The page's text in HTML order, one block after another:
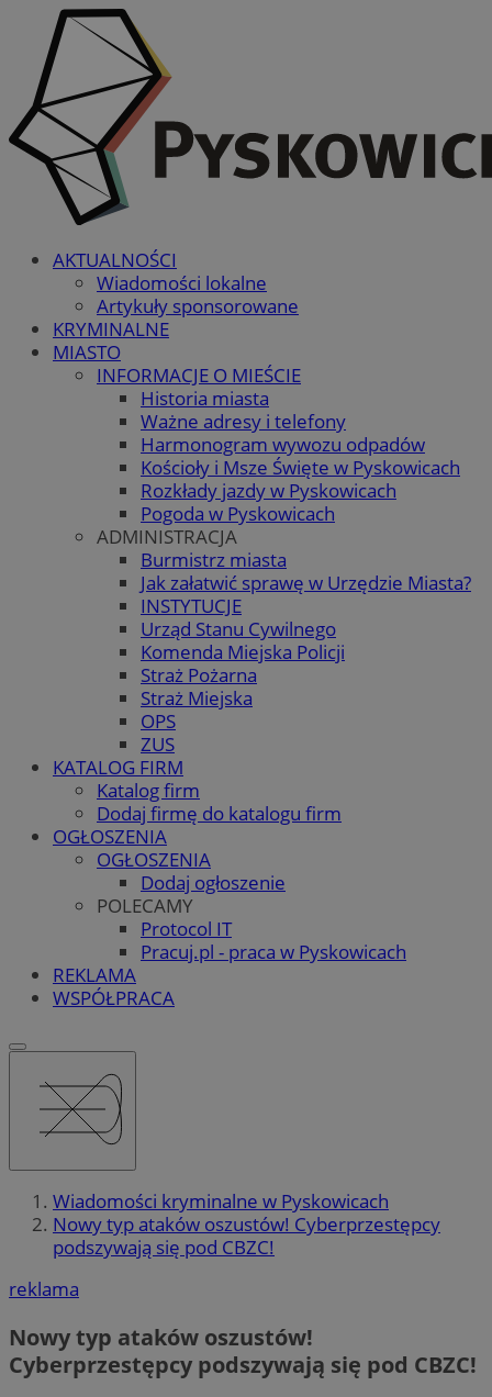
AKTUALNOŚCI
Wiadomości lokalne
Artykuły sponsorowane
KRYMINALNE
MIASTO
INFORMACJE O MIEŚCIE
Historia miasta
Ważne adresy i telefony
Harmonogram wywozu odpadów
Kościoły i Msze Święte w Pyskowicach
Rozkłady jazdy w Pyskowicach
Pogoda w Pyskowicach
ADMINISTRACJA
Burmistrz miasta
Jak załatwić sprawę w Urzędzie Miasta?
INSTYTUCJE
Urząd Stanu Cywilnego
Komenda Miejska Policji
Straż Pożarna
Straż Miejska
OPS
ZUS
KATALOG FIRM
Katalog firm
Dodaj firmę do katalogu firm
OGŁOSZENIA
OGŁOSZENIA
Dodaj ogłoszenie
POLECAMY
Protocol IT
Pracuj.pl - praca w Pyskowicach
REKLAMA
WSPÓŁPRACA
Wiadomości kryminalne w Pyskowicach
Nowy typ ataków oszustów! Cyberprzestępcy
podszywają się pod CBZC!
reklama
Nowy typ ataków oszustów!
Cyberprzestępcy podszywają się pod CBZC!